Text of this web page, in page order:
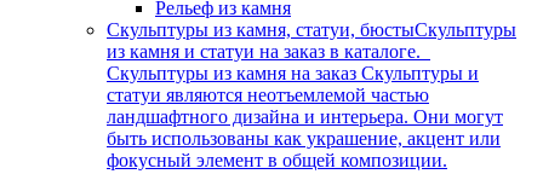
Рельеф из камня
Скульптуры из камня, статуи, бюстыСкульптуры
из камня и статуи на заказ в каталоге.
Скульптуры из камня на заказ Скульптуры и
статуи являются неотъемлемой частью
ландшафтного дизайна и интерьера. Они могут
быть использованы как украшение, акцент или
фокусный элемент в общей композиции.